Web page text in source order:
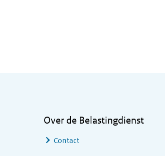
Over de Belastingdienst
Contact